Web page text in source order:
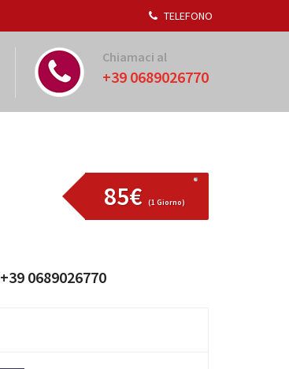
TELEFONO
Chiamaci al
+39 0689026770
85€ (1 Giorno)
+39 0689026770